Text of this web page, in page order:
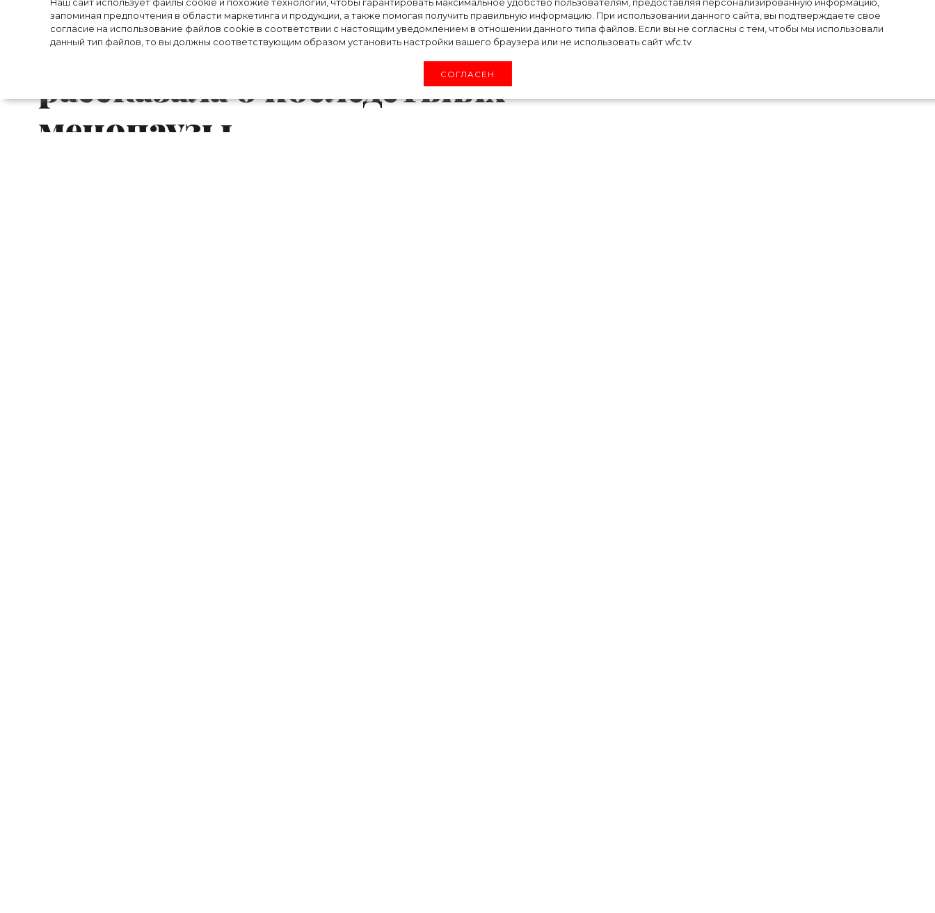
Наш сайт использует файлы cookie и похожие технологии, чтобы гарантировать максимальное удобство пользователям, предоставляя персонализированную информацию,
запоминая предпочтения в области маркетинга и продукции, а также помогая получить правильную информацию. При использовании данного сайта, вы подтверждаете свое
согласие на использование файлов cookie в соответствии с настоящим уведомлением в отношении данного типа файлов. Если вы не согласны с тем, чтобы мы использовали
данный тип файлов, то вы должны соответствующим образом установить настройки вашего браузера или не использовать сайт wfc.tv
СОГЛАСЕН
Сальма Хайек откровенно
рассказала о последствиях
менопаузы